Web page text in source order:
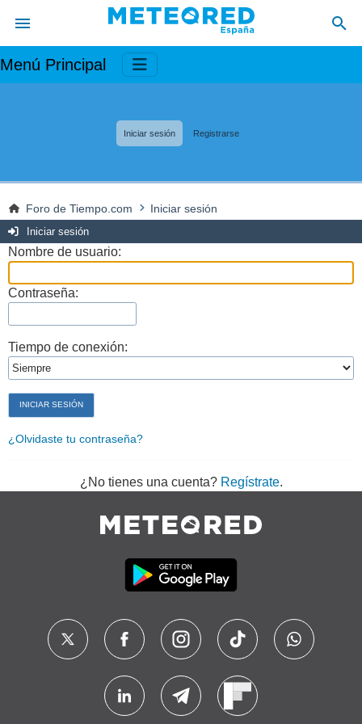
Menú Principal
Iniciar sesión Registrarse
Foro de Tiempo.com Iniciar sesión
Iniciar sesión
Nombre de usuario:
Contraseña:
Tiempo de conexión:
¿Olvidaste tu contraseña?
¿No tienes una cuenta? Regístrate.